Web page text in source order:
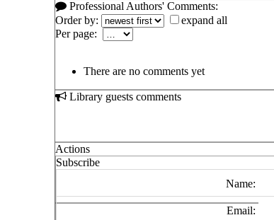
Professional Authors' Comments:
Order by:
expand all
Per page:
There are no comments yet
Library guests comments
Actions
Subscribe
Name:
Email: